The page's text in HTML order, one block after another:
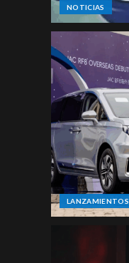
NOTICIAS
LANZAMIENTOS